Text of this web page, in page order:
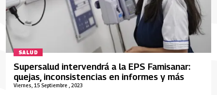
SALUD
Viernes, 15 Septiembre , 2023
Supersalud intervendrá a la EPS Famisanar:
quejas, inconsistencias en informes y más